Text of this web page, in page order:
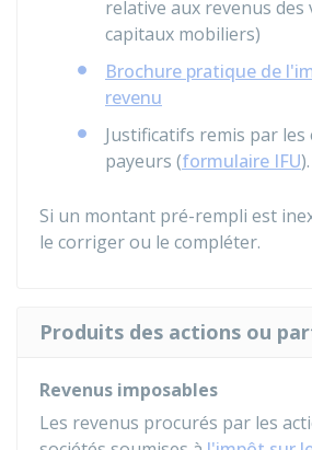
relative aux revenus des
capitaux mobiliers)
Brochure pratique de
revenu
Justificatifs remis par
payeurs (formulaire IFU).
Si un montant pré-rempli est
le corriger ou le compléter.
Produits des actions ou
Revenus imposables
Les revenus procurés par les